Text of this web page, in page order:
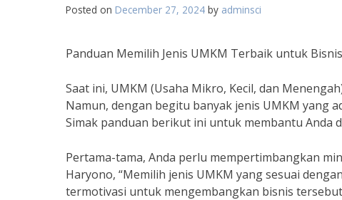
Posted on December 27, 2024 by adminsci
Panduan Memilih Jenis UMKM Terbaik untuk
Saat ini, UMKM (Usaha Mikro, Kecil, dan
Namun, dengan begitu banyak jenis UMKM yang
Simak panduan berikut ini untuk membantu Anda
Pertama-tama, Anda perlu mempertimbangkan
Haryono, “Memilih jenis UMKM yang sesuai
termotivasi untuk mengembangkan bisnis